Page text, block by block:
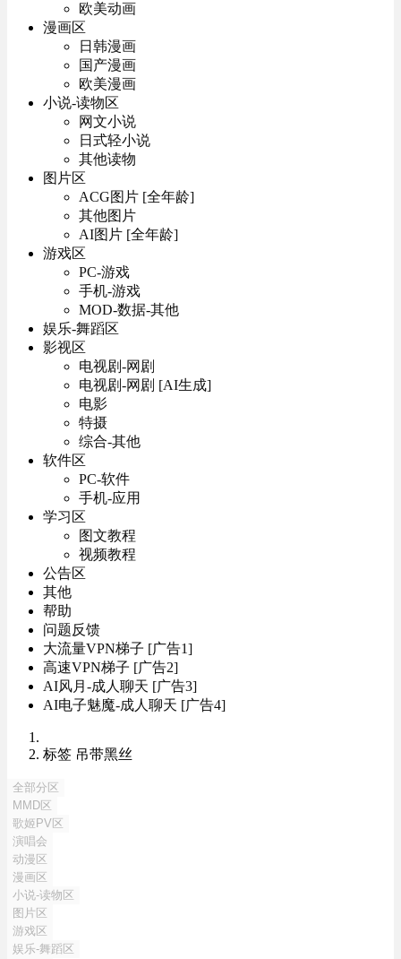
欧美动画
漫画区
日韩漫画
国产漫画
欧美漫画
小说-读物区
网文小说
日式轻小说
其他读物
图片区
ACG图片 [全年龄]
其他图片
AI图片 [全年龄]
游戏区
PC-游戏
手机-游戏
MOD-数据-其他
娱乐-舞蹈区
影视区
电视剧-网剧
电视剧-网剧 [AI生成]
电影
特摄
综合-其他
软件区
PC-软件
手机-应用
学习区
图文教程
视频教程
公告区
其他
帮助
问题反馈
大流量VPN梯子 [广告1]
高速VPN梯子 [广告2]
AI风月-成人聊天 [广告3]
AI电子魅魔-成人聊天 [广告4]
标签 吊带黑丝
全部分区
MMD区
歌姬PV区
演唱会
动漫区
漫画区
小说-读物区
图片区
游戏区
娱乐-舞蹈区